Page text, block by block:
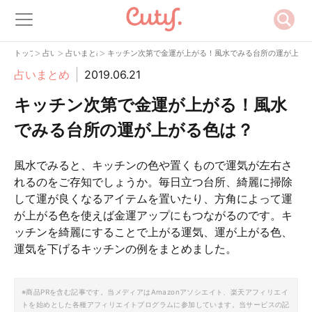
トップ> 占い> 占いまとめ
> キッチン次第で金運が上がる！風水でみる台所の運が上が
占いまとめ 2019.06.21
キッチン次第で金運が上がる！風水
でみる台所の運が上がる色は？
風水でみると、キッチンの色や置くもので運気が左右さ
れるのをご存知でしょうか。毎日立つ台所、綺麗に掃除
して運が良くなるアイテムを置いたり、方角によって運
が上がる色を使えば金運アップにもつながるのです。キ
ッチンを綺麗にすることで上がる運気、運が上がる色、
運気を下げるキッチンの例をまとめました。
※商品PRを含む記事です。当メディアはAmazonアソシエイト、楽天アフィリエイ
トを始めとした各種アフィリエイトプログラムに参加しています。当サービスの記